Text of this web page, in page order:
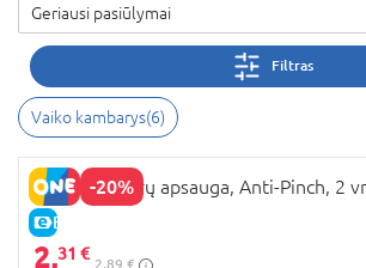
net ir reikliausi klientai bus
siūlo aukštos kokybės
kėdutes patraukliausiomis
lovytes, maitinimo kėdutes,
higienos reikmenis ir pan.
Geriausi pasiūlymai
Filtras
Vaiko kambarys(6)
-20%
E-KAINA
BRITTON durų apsauga, Anti-Pinch, 2
2,31 €
2,89 €